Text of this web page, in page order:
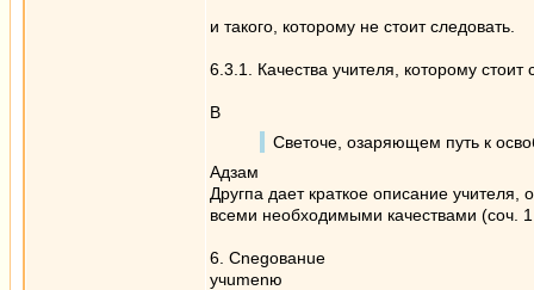
и такого, которому не стоит следовать.
6.3.1. Качества учителя, которому стоит
В
Светоче, озаряющем путь к
Адзам
Другпа дает краткое описание учителя,
всеми необходимыми качествами (соч.
6. Cnegoвaнue
yчumenю